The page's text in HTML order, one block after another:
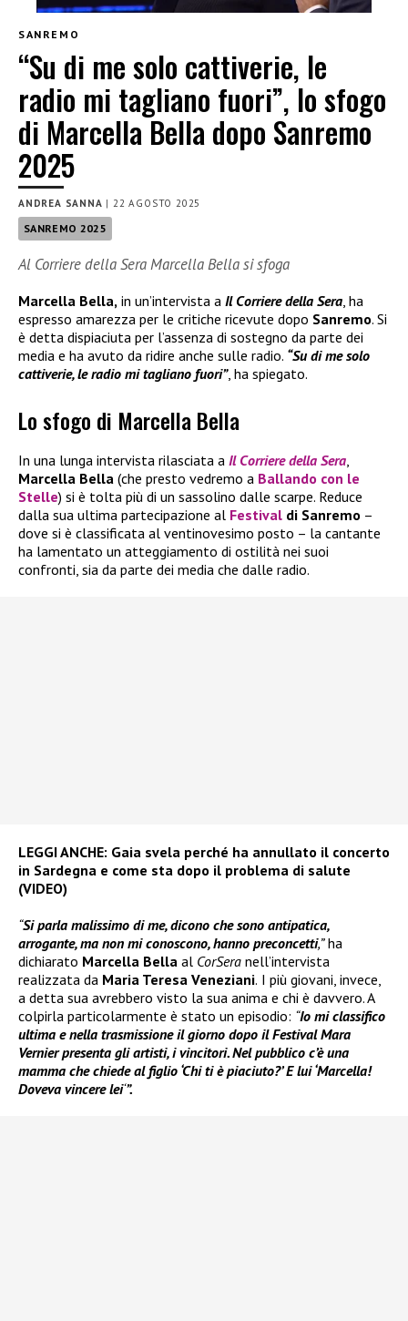
SANREMO
“Su di me solo cattiverie, le
radio mi tagliano fuori”, lo sfogo
di Marcella Bella dopo Sanremo
2025
ANDREA SANNA | 22 AGOSTO 2025
SANREMO 2025
Al Corriere della Sera Marcella Bella si sfoga
Marcella Bella, in un’intervista a Il Corriere della Sera, ha
espresso amarezza per le critiche ricevute dopo Sanremo. Si
è detta dispiaciuta per l’assenza di sostegno da parte dei
media e ha avuto da ridire anche sulle radio. “Su di me solo
cattiverie, le radio mi tagliano fuori”, ha spiegato.
Lo sfogo di Marcella Bella
In una lunga intervista rilasciata a Il Corriere della Sera
Marcella Bella (che presto vedremo a Ballando con le
Stelle) si è tolta più di un sassolino dalle scarpe. Reduce
dalla sua ultima partecipazione al Festival di Sanremo –
dove si è classificata al ventinovesimo posto – la cantante
ha lamentato un atteggiamento di ostilità nei suoi
confronti, sia da parte dei media che dalle radio.
LEGGI ANCHE: Gaia svela perché ha annullato il concerto
in Sardegna e come sta dopo il problema di salute
(VIDEO)
“Si parla malissimo di me, dicono che sono antipatica,
arrogante, ma non mi conoscono, hanno preconcetti,”ha
dichiarato Marcella Bella al CorSera nell’intervista
realizzata da Maria Teresa Veneziani. I più giovani, invece,
a detta sua avrebbero visto la sua anima e chi è davvero. A
colpirla particolarmente è stato un episodio: “Io mi classifico
ultima e nella trasmissione il giorno dopo il Festival Mara
Vernier presenta gli artisti, i vincitori. Nel pubblico c’è una
mamma che chiede al figlio ‘Chi ti è piaciuto?’ E lui ‘Marcella!
Doveva vincere lei‘”.